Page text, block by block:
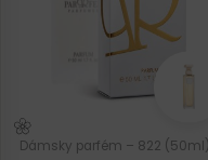
Dámsky parfém – 822 (50ml)